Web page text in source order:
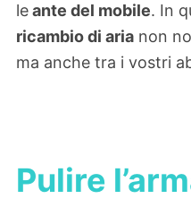
leante del mobile. In
ricambio di aria non
ma anche tra i vostri
Pulire